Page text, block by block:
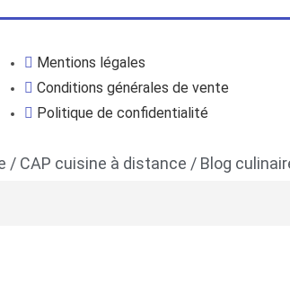
Mentions légales
Conditions générales de vente
Politique de confidentialité
/ CAP cuisine à distance / Blog